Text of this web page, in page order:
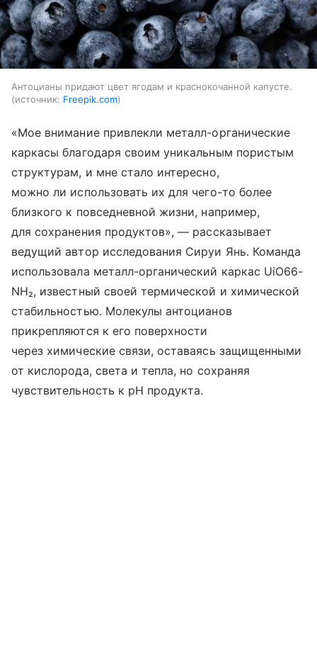
Антоцианы придают цвет ягодам и краснокочанной капусте.
источник: Freepik.com
«Мое внимание привлекли металл-органические
каркасы благодаря своим уникальным пористым
структурам, и мне стало интересно,
можно ли использовать их для чего-то более
близкого к повседневной жизни, например,
для сохранения продуктов», — рассказывает
ведущий автор исследования Сируи Янь. Команда
использовала металл-органический каркас UiO66-
NH₂, известный своей термической и химической
стабильностью. Молекулы антоцианов
прикрепляются к его поверхности
через химические связи, оставаясь защищенными
от кислорода, света и тепла, но сохраняя
чувствительность к pH продукта.